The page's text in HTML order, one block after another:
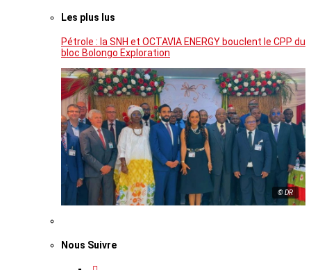
Les plus lus
Pétrole : la SNH et OCTAVIA ENERGY bouclent le CPP du
bloc Bolongo Exploration
© DR
Nous Suivre